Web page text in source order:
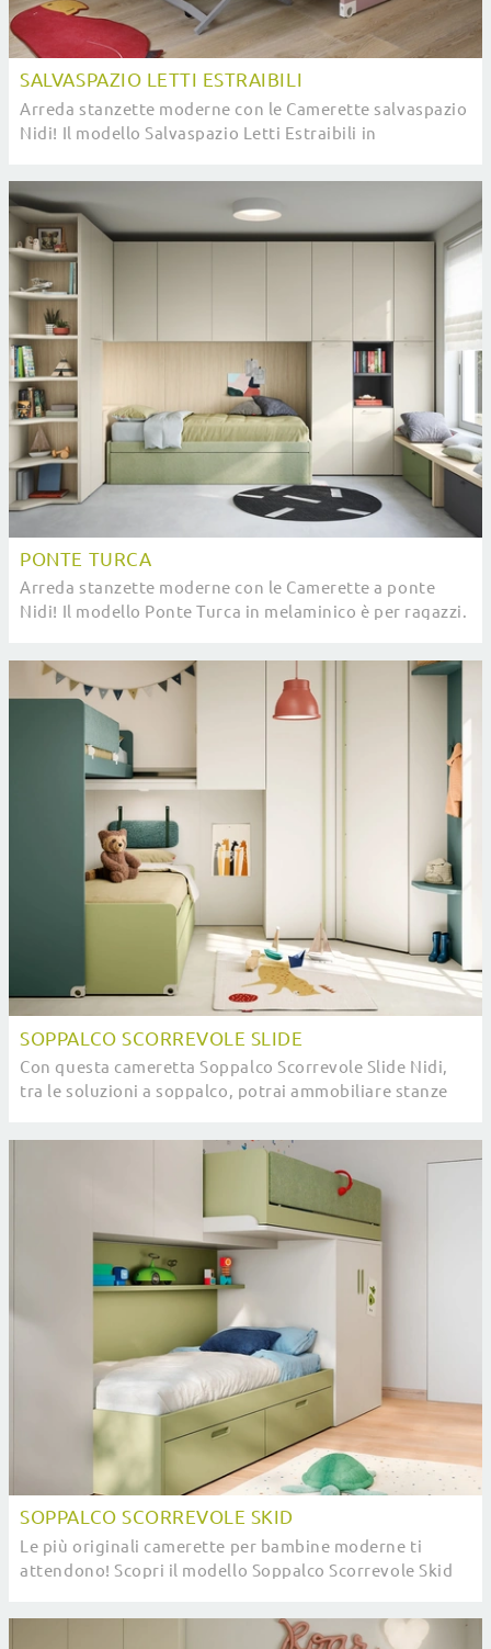
SALVASPAZIO LETTI ESTRAIBILI
Arreda stanzette moderne con le Camerette salvaspazio
Nidi! Il modello Salvaspazio Letti Estraibili in
PONTE TURCA
Arreda stanzette moderne con le Camerette a ponte
Nidi! Il modello Ponte Turca in melaminico è per ragazzi.
SOPPALCO SCORREVOLE SLIDE
Con questa cameretta Soppalco Scorrevole Slide Nidi,
tra le soluzioni a soppalco, potrai ammobiliare stanze
SOPPALCO SCORREVOLE SKID
Le più originali camerette per bambine moderne ti
attendono! Scopri il modello Soppalco Scorrevole Skid